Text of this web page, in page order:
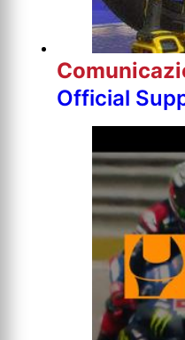
Official